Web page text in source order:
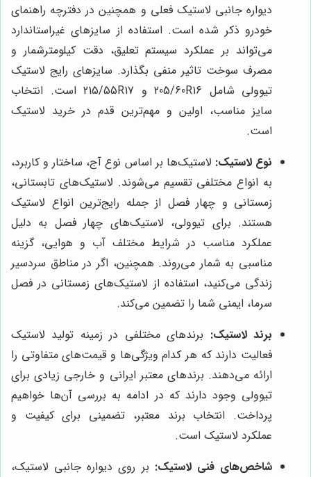
دیواره جانبی لاستیک فعلی و همچنین در دفترچه راهنمای
خودرو ذکر شده است. استفاده از سایزهای غیراستاندارد
می‌تواند بر عملکرد سیستم تعلیق، دقت کیلومترشمار و
مصرف سوخت تاثیر منفی بگذارد. سایزهای رایج لاستیک
تیوولی شامل 205/60R16 و 215/55R17 است. انتخاب
سایز مناسب، اولین و مهم‌ترین قدم در خرید لاستیک
است.
نوع لاستیک: لاستیک‌ها بر اساس نوع آج، ساختار و کاربرد،
به انواع مختلفی تقسیم می‌شوند. لاستیک‌های تابستانی،
زمستانی و چهار فصل از جمله رایج‌ترین انواع لاستیک
هستند. برای تیوولی، لاستیک‌های چهار فصل به دلیل
عملکرد مناسب در شرایط مختلف آب و هوایی، گزینه
مناسبی به شمار می‌روند. همچنین، اگر در مناطق سردسیر
زندگی می‌کنید، استفاده از لاستیک‌های زمستانی در فصل
سرما، ایمنی شما را تضمین می‌کند.
برند لاستیک: برندهای مختلفی در زمینه تولید لاستیک
فعالیت دارند که هر کدام ویژگی‌ها و قیمت‌های متفاوتی را
ارائه می‌دهند. برندهای معتبر ایرانی و خارجی زیادی برای
تیوولی وجود دارند که در ادامه به بررسی آن‌ها خواهیم
پرداخت. انتخاب برند معتبر، تضمینی برای کیفیت و
عملکرد لاستیک است.
شاخص‌های فنی لاستیک: بر روی دیواره جانبی لاستیک،